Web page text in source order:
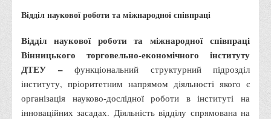
Історія інституту
Інститут сьогодні
Місія та цілі
Про порядок надання публічної інформації
Заходи запобігання протиправним діям
Відділ наукової роботи та міжнародної співпраці
Відділ наукової роботи та міжнародної співпраці
Вінницького торговельно-економічного інституту
ДТЕУ – функціональний структурний підрозділ
інституту, пріоритетним напрямом діяльності якого є
організація науково-дослідної роботи в інституті на
інноваційних засадах. Діяльність відділу спрямована на